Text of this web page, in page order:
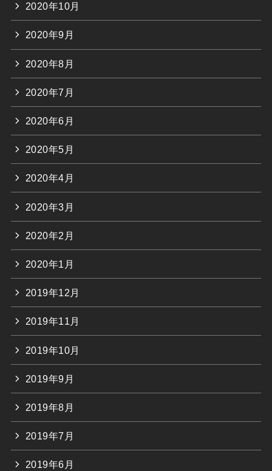
2020年10月
2020年9月
2020年8月
2020年7月
2020年6月
2020年5月
2020年4月
2020年3月
2020年2月
2020年1月
2019年12月
2019年11月
2019年10月
2019年9月
2019年8月
2019年7月
2019年6月